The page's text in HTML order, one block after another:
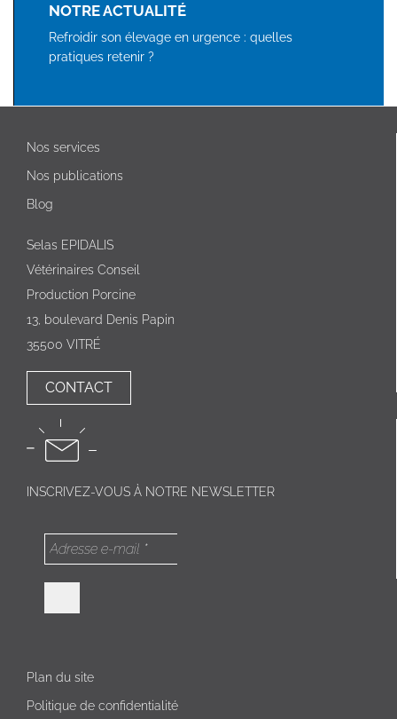
NOTRE ACTUALITÉ
Refroidir son élevage en urgence : quelles
pratiques retenir ?
Nos services
Nos publications
Blog
Selas EPIDALIS
Vétérinaires Conseil
Production Porcine
13, boulevard Denis Papin
35500 VITRÉ
CONTACT
INSCRIVEZ-VOUS À NOTRE NEWSLETTER
Plan du site
Politique de confidentialité